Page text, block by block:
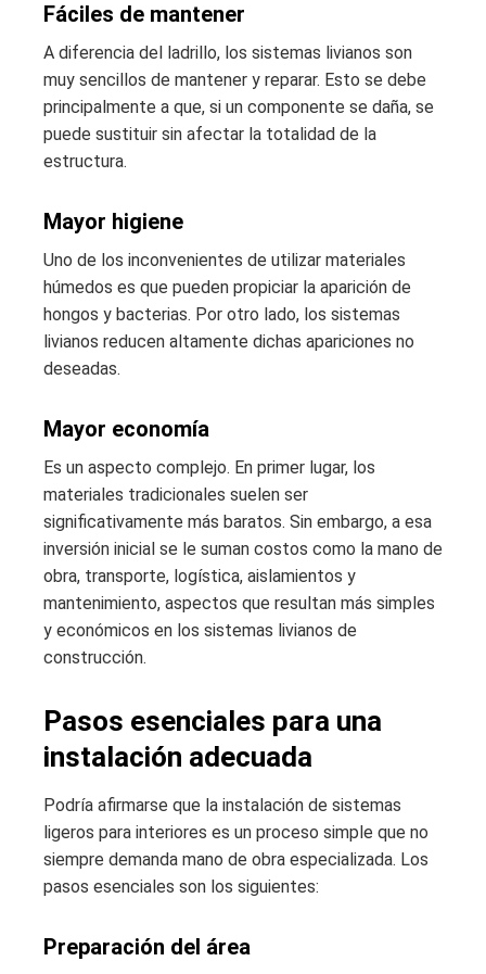
Fáciles de mantener
A diferencia del ladrillo, los sistemas livianos son
muy sencillos de mantener y reparar. Esto se debe
principalmente a que, si un componente se daña, se
puede sustituir sin afectar la totalidad de la
estructura.
Mayor higiene
Uno de los inconvenientes de utilizar materiales
húmedos es que pueden propiciar la aparición de
hongos y bacterias. Por otro lado, los sistemas
livianos reducen altamente dichas apariciones no
deseadas.
Mayor economía
Es un aspecto complejo. En primer lugar, los
materiales tradicionales suelen ser
significativamente más baratos. Sin embargo, a esa
inversión inicial se le suman costos como la mano de
obra, transporte, logística, aislamientos y
mantenimiento, aspectos que resultan más simples
y económicos en los sistemas livianos de
construcción.
Pasos esenciales para una
instalación adecuada
Podría afirmarse que la instalación de sistemas
ligeros para interiores es un proceso simple que no
siempre demanda mano de obra especializada. Los
pasos esenciales son los siguientes:
Preparación del área